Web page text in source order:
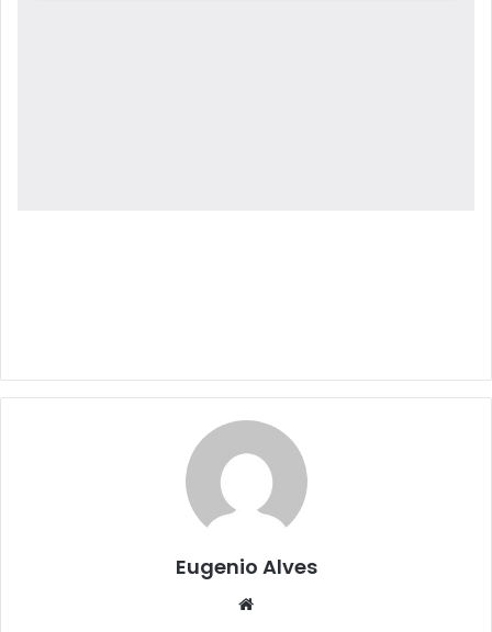
Eugenio Alves